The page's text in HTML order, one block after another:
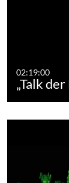
02:19:00
„Talk